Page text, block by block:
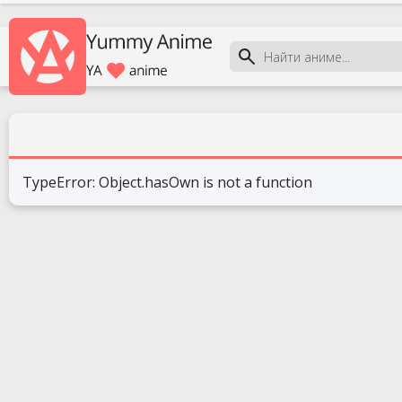
TypeError: Object.hasOwn is not a function